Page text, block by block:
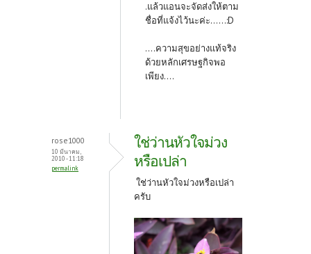
.แล้วแอนจะจัดส่งให้ตาม
ชื่อที่แจ้งไว้นะค่ะ......:D
....ความสุขอย่างแท้จริง
ด้วยหลักเศรษฐกิจพอ
เพียง....
rose1000
10 มีนาคม,
2010 - 11:18
permalink
ใช่ว่านหัวใจม่วง
หรือเปล่า
ใช่ว่านหัวใจม่วงหรือเปล่า
ครับ